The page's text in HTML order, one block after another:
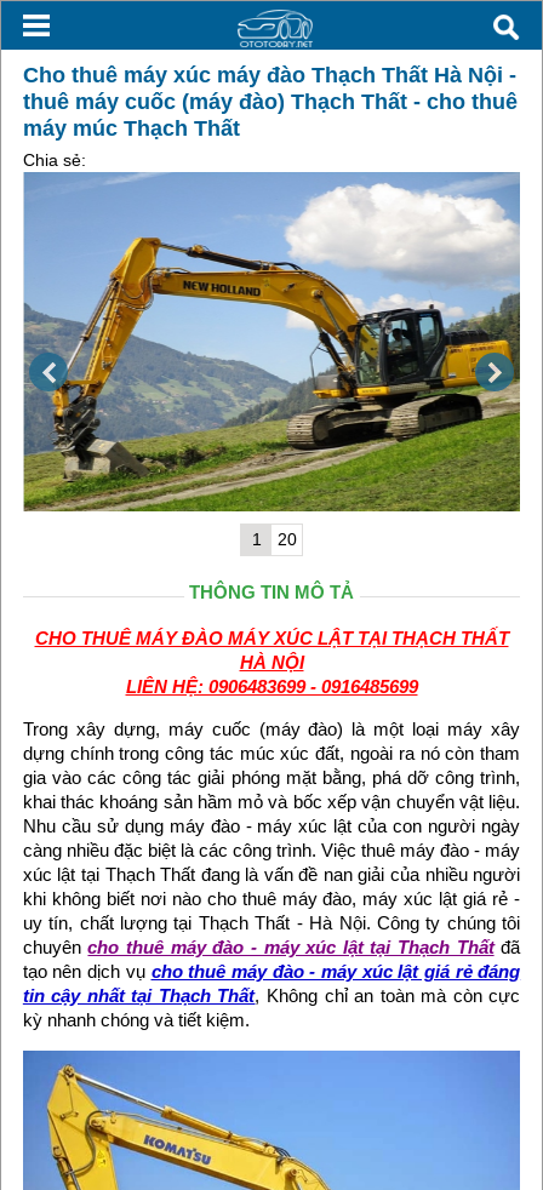
Cho thuê máy xúc máy đào Thạch Thất Hà Nội -
thuê máy cuốc (máy đào) Thạch Thất - cho thuê
máy múc Thạch Thất
Chia sẻ:
1 20
THÔNG TIN MÔ TẢ
CHO THUÊ MÁY ĐÀO MÁY XÚC LẬT TẠI THẠCH THẤT
HÀ NỘI
LIÊN HỆ: 0906483699 - 0916485699
Trong xây dựng, máy cuốc (máy đào) là một loại máy xây
dựng chính trong công tác múc xúc đất, ngoài ra nó còn tham
gia vào các công tác giải phóng mặt bằng, phá dỡ công trình,
khai thác khoáng sản hầm mỏ và bốc xếp vận chuyển vật liệu.
Nhu cầu sử dụng máy đào - máy xúc lật của con người ngày
càng nhiều đặc biệt là các công trình. Việc thuê máy đào - máy
xúc lật tại Thạch Thất đang là vấn đề nan giải của nhiều người
khi không biết nơi nào cho thuê máy đào, máy xúc lật giá rẻ -
uy tín, chất lượng tại Thạch Thất - Hà Nội. Công ty chúng tôi
chuyêncho thuê máy đào - máy xúc lật tại Thạch Thấtđã
tạo nên dịch vụ cho thuê máy đào - máy xúc lật giá rẻ đáng
tin cậy nhất tại Thạch Thất, Không chỉ an toàn mà còn cực
kỳ nhanh chóng và tiết kiệm.